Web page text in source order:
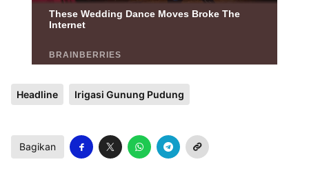
Headline Irigasi Gunung Pudung
Bagikan